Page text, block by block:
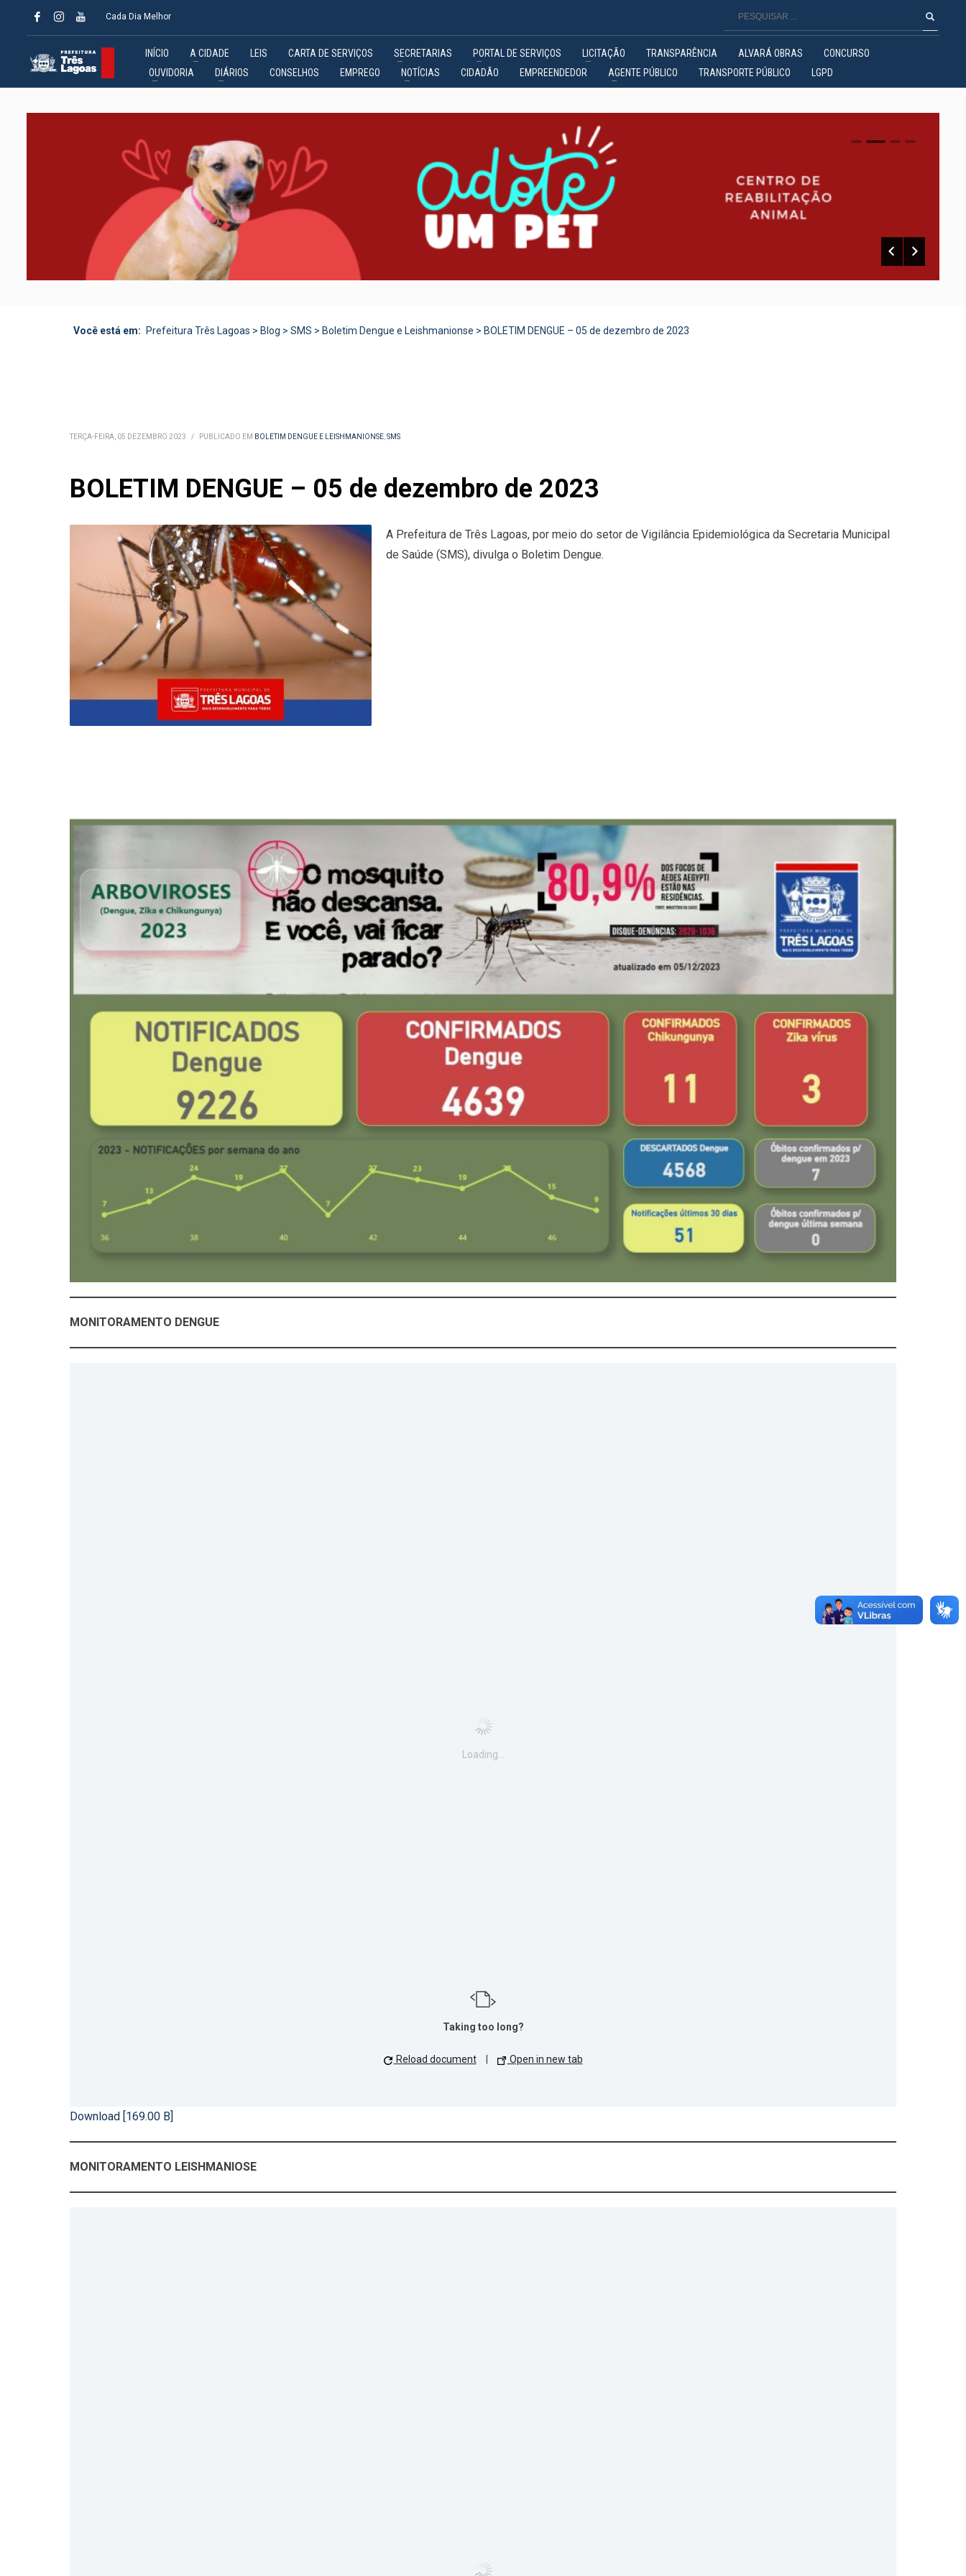
Cada Dia Melhor
INÍCIO A CIDADE LEIS CARTA DE SERVIÇOS SECRETARIAS PORTAL DE SERVIÇOS LICITAÇÃO TRANSPARÊNCIA ALVARÁ OBRAS
CONCURSO
OUVIDORIA
DIÁRIOS CONSELHOS EMPREGO NOTÍCIAS CIDADÃO EMPREENDEDOR AGENTE PÚBLICO TRANSPORTE PÚBLICO LGPD
0 1 2
Você está em: Prefeitura Três Lagoas > Blog > SMS > Boletim Dengue e Leishmanionse > BOLETIM DENGUE – 05 de dezembro de 2023
TERÇA-FEIRA, 05 DEZEMBRO 2023 / PUBLICADO EM BOLETIM DENGUE E LEISHMANIONSE,SMS
BOLETIM DENGUE – 05 de dezembro de 2023
A Prefeitura de Três Lagoas, por meio do setor de Vigilância Epidemiológica da Secretaria Municipal
de Saúde (SMS), divulga o Boletim Dengue.
MONITORAMENTO DENGUE
Loading…
Taking too long?
Reload document Open in new tab
Download [169.00 B]
MONITORAMENTO LEISHMANIOSE